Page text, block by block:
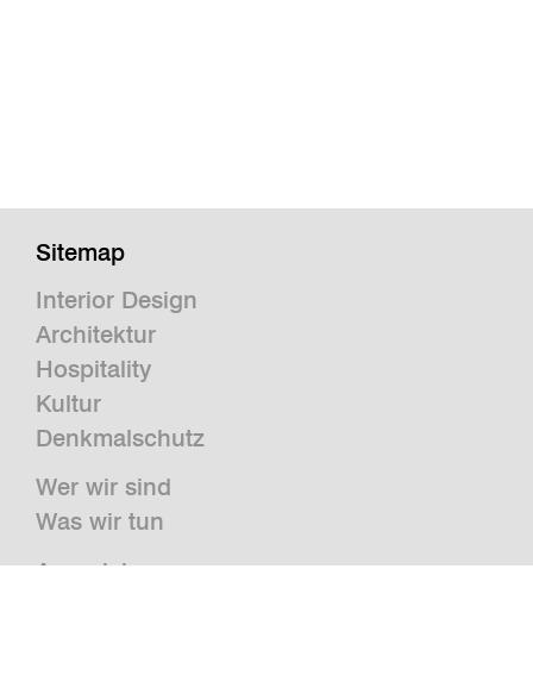
Sitemap
Interior Design
Architektur
Hospitality
Kultur
Denkmalschutz
Wer wir sind
Was wir tun
Auszeichnungen